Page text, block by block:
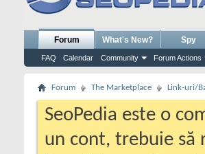
Forum
FAQ Calendar Community Forum Actions
What's New? Spy
Forum The Marketplace Link-uri/
SeoPedia este o
un cont, trebuie să